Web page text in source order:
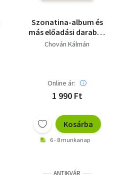
Szonatina-album és
más előadási darabok
zongorára az ifjusági
Chován Kálmán
Online ár:
1 990 Ft
Kosárba
6 - 8 munkanap
ANTIKVÁR